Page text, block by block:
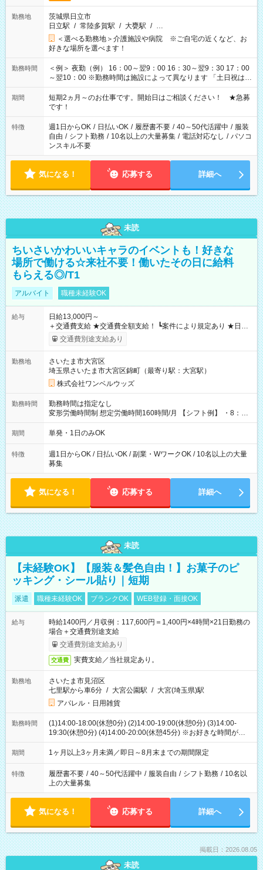
勤務地
茨城県日立市
日立駅 / 常陸多賀駅 / 大甕駅 / …
＜選べる勤務地＞介護施設や病院 ※ご自宅の近くなど、お
好きな場所を選べます！
勤務時間
＜例＞ 夜勤（例） 16：00～翌9：00 16：30～翌9：30 17：00
～翌10：00 ※勤務時間は施設によって異なります 「土日祝は休
みたい」 「しっかり稼ぎたい」 「もう少し遅い時間から始めた
い」など ご希望にあったお仕事をご案内いたします。 ※未経験
の方の場合は1～2ヶ月間は日中での仕事を経験いただき、 お
仕事に慣れてからの夜勤になります。 ★家庭の都合でお休みが
必要な場合も遠慮なくご相談ください。
期間
短期2ヵ月～のお仕事です。開始日はご相談ください！ ★急募
です！
特徴 週1日からOK / 日払いOK / 履歴書不要 / 40～50代活躍中 / 服装
自由 / シフト勤務 / 10名以上の大量募集 / 電話対応なし / パソコ
ンスキル不要
気になる！ 応募する 詳細へ
未読
ちいさいかわいいキャラのイベントも！好きな
場所で働ける☆来社不要！働いたその日に給料
もらえる◎/T1
アルバイト 職種未経験OK
給与
日給13,000円～
＋交通費支給 ★交通費全額支給！ ┗案件により規定あり ★日払
いOK！（規定あり） ┗働いたその日に現金GET♪ お仕事後はコ
ンビニATMから 日払い分を引き落とせます！ 【試用期間】試
交通費別途支給あり
勤務地
さいたま市大宮区
埼玉県さいたま市大宮区錦町（最寄り駅：大宮駅）
株式会社ワンベルウッズ
勤務時間
勤務時間は指定なし
変形労働時間制 想定労働時間160時間/月 【シフト例】 ・8：00
～21：00
期間 単発・1日のみOK
特徴
週1日からOK / 日払いOK / 副業・WワークOK / 10名以上の大量
募集
気になる！ 応募する 詳細へ
未読
【未経験OK】【服装＆髪色自由！】お菓子のピ
ッキング・シール貼り｜短期
派遣 職種未経験OK ブランクOK WEB登録・面接OK
給与
時給1400円／月収例：117,600円＝1,400円×4時間×21日勤務の
場合＋交通費別途支給
交通費別途支給あり
交通費 実費支給／当社規定あり。
勤務地
さいたま市見沼区
七里駅から車6分 / 大宮公園駅 / 大宮(埼玉県)駅
アパレル・日用雑貨
勤務時間
(1)14:00-18:00(休憩0分) (2)14:00-19:00(休憩0分) (3)14:00-
19:30(休憩0分) (4)14:00-20:00(休憩45分) ※お好きな時間が選べ
ます
期間 1ヶ月以上3ヶ月未満／即日～8月末までの期間限定
特徴 履歴書不要 / 40～50代活躍中 / 服装自由 / シフト勤務 / 10名以
上の大量募集
気になる！ 応募する 詳細へ
掲載日：2026.08.05
未読